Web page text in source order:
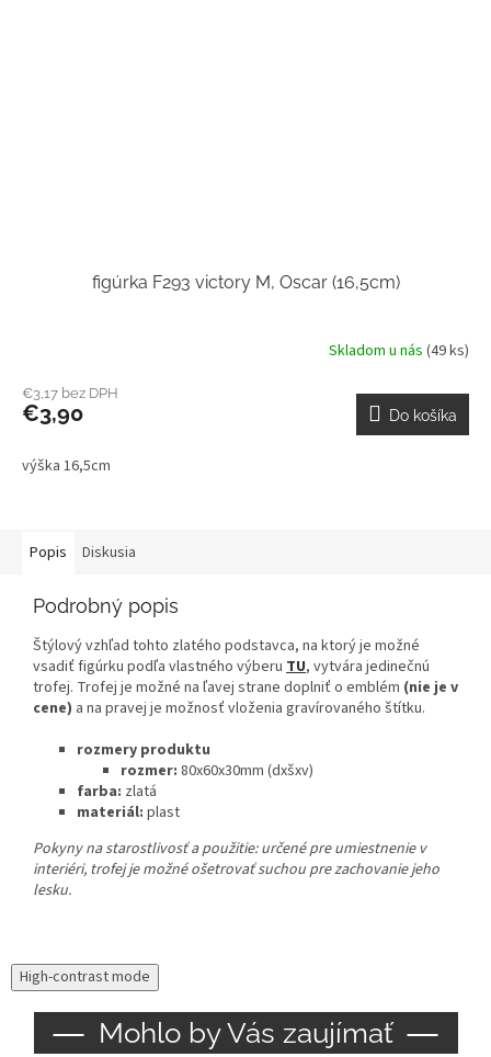
figúrka F293 victory M, Oscar (16,5cm)
Skladom u nás (49 ks)
€3,17 bez DPH
€3,90 Do košíka
výška 16,5cm
Popis Diskusia
Podrobný popis
Štýlový vzhľad tohto zlatého podstavca, na ktorý je možné
vsadiť figúrku podľa vlastného výberu TU, vytvára jedinečnú
trofej. Trofej je možné na ľavej strane doplniť o emblém (nie je v
cene) a na pravej je možnosť vloženia gravírovaného štítku.
rozmery produktu
rozmer: 80x60x30mm (dxšxv)
farba: zlatá
materiál: plast
Pokyny na starostlivosť a použitie: určené pre umiestnenie v
interiéri, trofej je možné ošetrovať suchou pre zachovanie jeho
lesku.
High-contrast mode
Mohlo by Vás zaujímať